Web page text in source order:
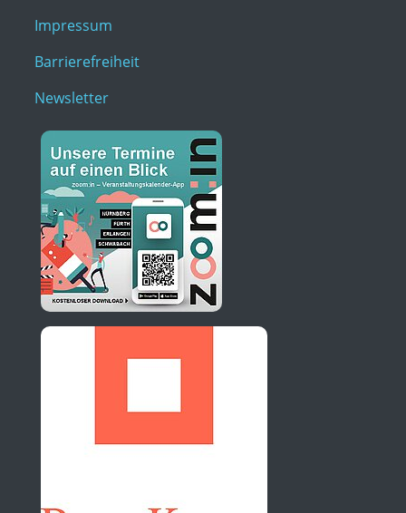
Impressum
Barrierefreiheit
Newsletter